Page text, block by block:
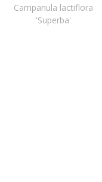
Campanula lactiflora
'Superba'